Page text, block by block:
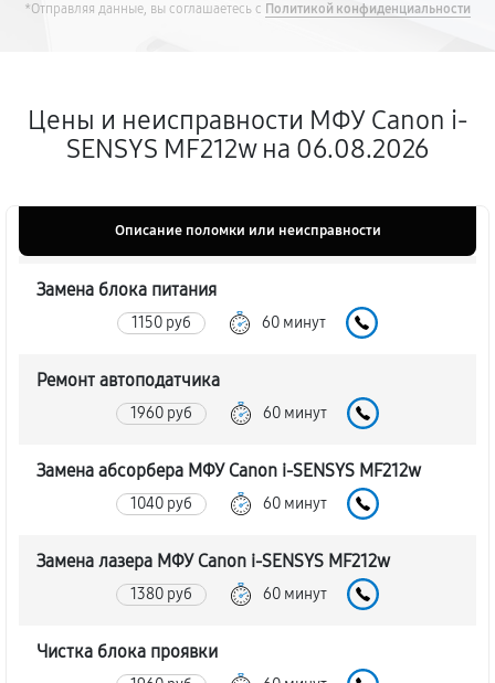
*Отправляя данные, вы соглашаетесь с Политикой конфиденциальности
Цены и неисправности МФУ Canon i-
SENSYS MF212w на 06.08.2026
Описание поломки или неисправности
Замена блока питания
1150 руб 60 минут
Ремонт автоподатчика
1960 руб 60 минут
Замена абсорбера МФУ Canon i-SENSYS MF212w
1040 руб 60 минут
Замена лазера МФУ Canon i-SENSYS MF212w
1380 руб 60 минут
Чистка блока проявки